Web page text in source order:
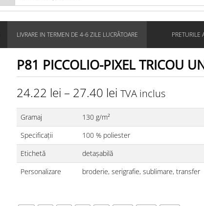
LIVRARE IN TERMEN DE 4-6 ZILE LUCRĂTOARE PRETURILE
P81 PICCOLIO-PIXEL TRICOU
24.22 lei – 27.40 lei TVA inclus
Gramaj
130 g/m²
Specificații
100 % poliester
Etichetă
detașabilă
Personalizare
broderie, serigrafie, sublimare, transfer